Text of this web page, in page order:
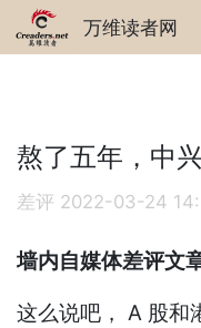
万维读者网
熬了五年，中
差评 2022-03-24
墙内自媒体差评文
这么说吧， A 股和